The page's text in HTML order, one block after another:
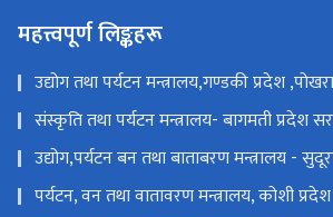
महत्त्वपूर्ण लिङ्कहरू
उद्योग तथा पर्यटन मन्त्रालय,गण्डकी प्रदेश ,पोखरा
संस्कृति तथा पर्यटन मन्त्रालय- बागमती प्रदेश
उद्योग,पर्यटन बन तथा बाताबरण मन्त्रालय -
पर्यटन, वन तथा वातावरण मन्त्रालय, कोशी प्रदेश